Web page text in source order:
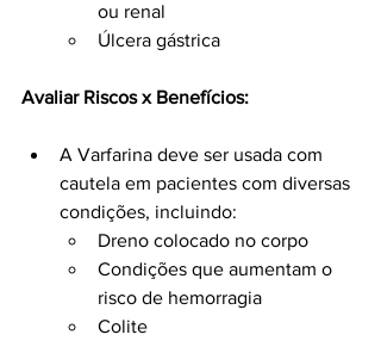
ou renal
Úlcera gástrica
Avaliar Riscos x Benefícios:
A Varfarina deve ser usada com
cautela em pacientes com diversas
condições, incluindo:
Dreno colocado no corpo
Condições que aumentam o
risco de hemorragia
Colite